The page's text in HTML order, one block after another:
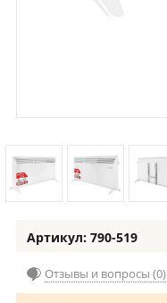
Артикул: 790-519
Отзывы и вопросы (0)